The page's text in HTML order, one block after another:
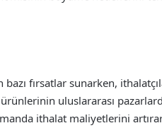
bazı fırsatlar sunarken,
uluslararası
ithalat maliyetlerini